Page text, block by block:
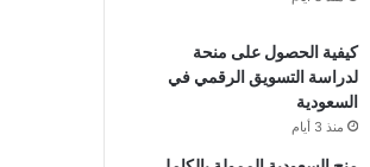
كيفية الحصول على منحة
لدراسة التسويق الرقمي في
السعودية
منذ 3 أيام